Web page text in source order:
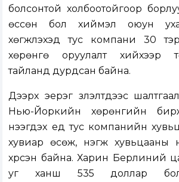
болсонтой холбоотойгоор
өссөн бол хиймэл оюун
хөгжүүлэхэд тус компани 30
хөрөнгө оруулалт хийхээр
тайланд дурдсан байна.
Дээрх эерэг үзүүлэлтүүдээс
Нью-Йоркийн хөрөнгийн
нээгдэх үед тус компанийн
хувиар өсөж, нэгж хувьцааны
хүрсэн байна. Харин Берлиний
уг ханш 535 доллар